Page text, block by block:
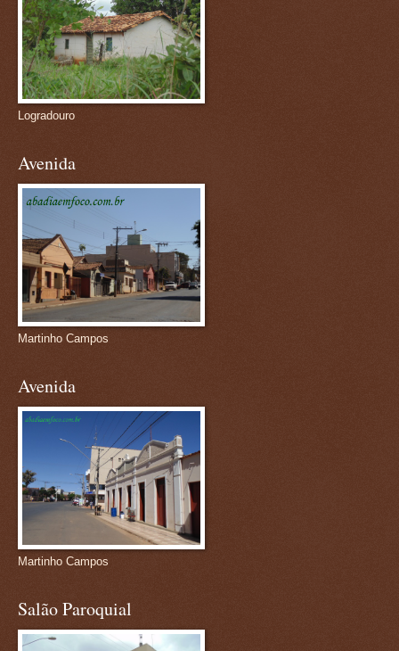
Logradouro
Avenida
Martinho Campos
Avenida
Martinho Campos
Salão Paroquial